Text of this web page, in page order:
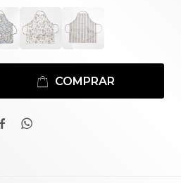
COMPRAR
 